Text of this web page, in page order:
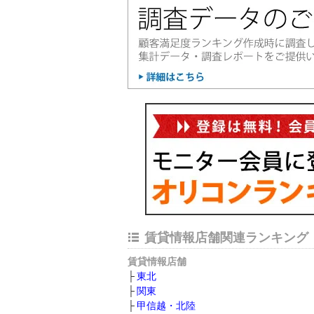
賃貸情報店舗関連ランキング
賃貸情報店舗
東北
関東
甲信越・北陸